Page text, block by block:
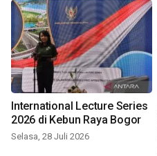
International Lecture Series
2026 di Kebun Raya Bogor
Selasa, 28 Juli 2026